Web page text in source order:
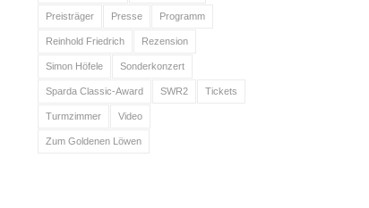
Preisträger Presse Programm
Reinhold Friedrich Rezension
Simon Höfele Sonderkonzert
Sparda Classic-Award SWR2 Tickets
Turmzimmer Video
Zum Goldenen Löwen